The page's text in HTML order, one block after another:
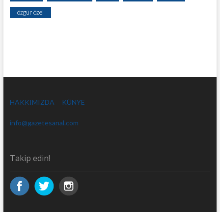
özgür özel
HAKKIMIZDA KÜNYE
info@gazetesanal.com
Takip edin!